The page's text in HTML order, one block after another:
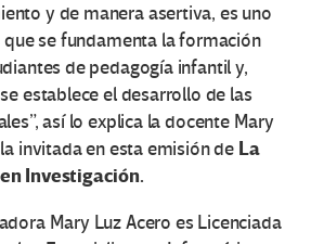
y de manera asertiva, es uno
se fundamenta la formación
de pedagogía infantil y,
establece el desarrollo de las
así lo explica la docente Mary
invitada en esta emisión de La
Investigación.
Mary Luz Acero es Licenciada